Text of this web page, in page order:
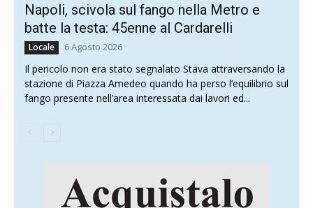
Napoli, scivola sul fango nella Metro e
batte la testa: 45enne al Cardarelli
Locale 6 Agosto 2026
Il pericolo non era stato segnalato Stava attraversando la
stazione di Piazza Amedeo quando ha perso l’equilibrio sul
fango presente nell’area interessata dai lavori ed...